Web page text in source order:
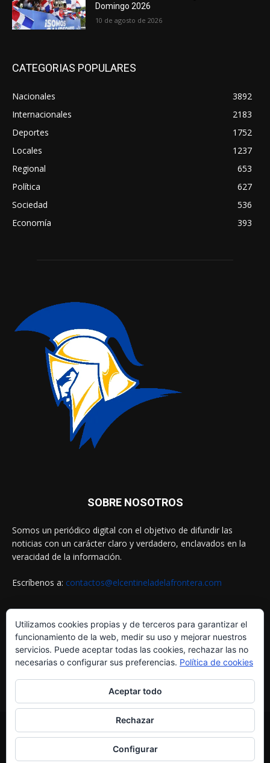
Domingo 2026
10 de agosto de 2026
CATEGORIAS POPULARES
Nacionales
3892
Internacionales
2183
Deportes
1752
Locales
1237
Regional
653
Política
627
Sociedad
536
Economía
393
SOBRE NOSOTROS
Somos un periódico digital con el objetivo de difundir las
noticias con un carácter claro y verdadero, enclavados en la
veracidad de la información.
Escríbenos a: contactos@elcentineladelafrontera.com
SIGUENOS EN
© ELCENTINELADELAFRONTERA.COM byMultiServicios Helena
Aviso Legal
Política de Cookies
Utilizamos cookies propias y de terceros para garantizar el
funcionamiento de la web, medir su uso y mejorar nuestros
servicios. Puede aceptar todas las cookies, rechazar las no
necesarias o configurar sus preferencias. Política de cookies
Aceptar todo
Rechazar
Configurar